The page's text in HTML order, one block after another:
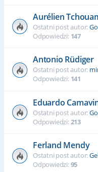
Aurélien
Ostatni post autor:
Odpowiedzi: 147
Antonio Rüdiger
Ostatni post autor:
Odpowiedzi: 141
Eduardo
Ostatni post autor:
Odpowiedzi:213
Ferland Mendy
Ostatni post autor:
Odpowiedzi:95